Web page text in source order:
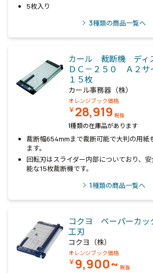
5枚入り
3種類の商品一覧へ
カール 裁断機 ディ
ＤＣ－２５０ Ａ２
１５枚
カール事務器（株）
オレンジブック価格
￥28,919 税抜
1種類の在庫品があります
裁断幅654mmまで裁断可能で大判の用紙
ます。
回転刃はスライダー内部についており、
能な15枚裁断機です。
1種類の商品一覧へ
コクヨ ペーパーカ
工刃
コクヨ（株）
オレンジブック価格
￥9,900~ 税抜